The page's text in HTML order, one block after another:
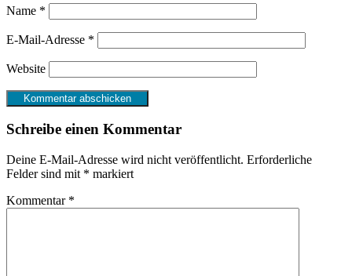
Name *
E-Mail-Adresse *
Website
Schreibe einen Kommentar
Deine E-Mail-Adresse wird nicht veröffentlicht. Erforderliche
Felder sind mit * markiert
Kommentar *